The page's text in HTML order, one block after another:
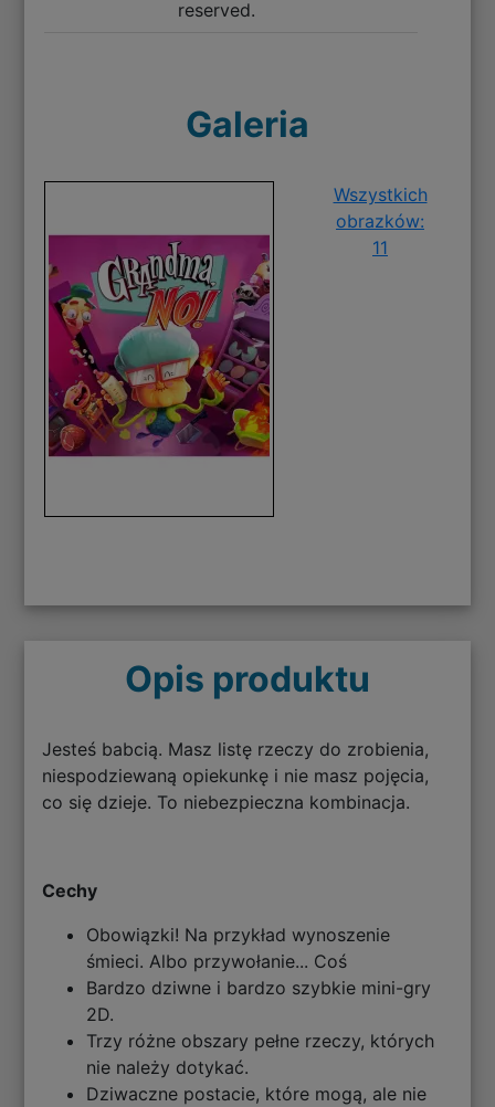
reserved.
Galeria
Wszystkich
obrazków:
11
Opis produktu
Jesteś babcią. Masz listę rzeczy do zrobienia,
niespodziewaną opiekunkę i nie masz pojęcia,
co się dzieje. To niebezpieczna kombinacja.
Cechy
Obowiązki! Na przykład wynoszenie
śmieci. Albo przywołanie... Coś
Bardzo dziwne i bardzo szybkie mini-gry
2D.
Trzy różne obszary pełne rzeczy, których
nie należy dotykać.
Dziwaczne postacie, które mogą, ale nie